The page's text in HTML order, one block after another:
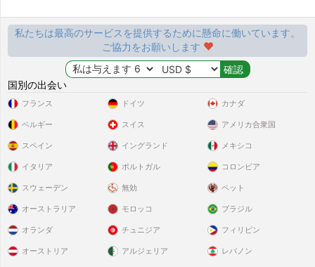
私たちは最高のサービスを提供するために懸命に働いています。
ご協力をお願いします
国別の出会い
フランス
ベルギー
スペイン
イタリア
スウェーデン
ドイツ
スイス
イングランド
ポルトガル
無効
カナダ
アメリカ合衆国
メキシコ
コロンビア
ペット
オーストラリア
オランダ
オーストリア
モロッコ
チュニジア
アルジェリア
ブラジル
フィリピン
レバノン